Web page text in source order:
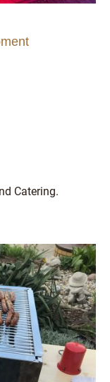
Catering.